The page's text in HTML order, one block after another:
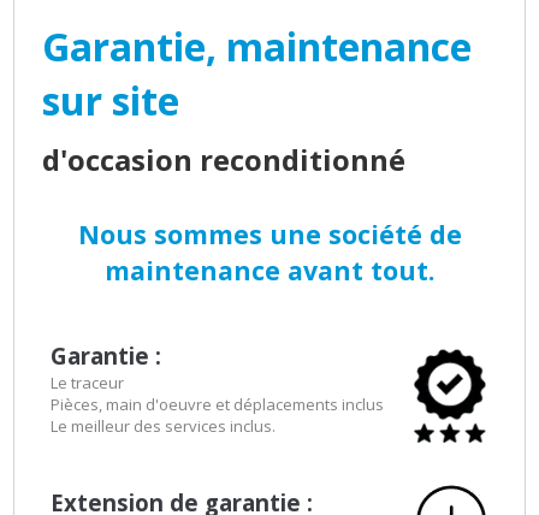
Garantie, maintenance
sur site
d'occasion reconditionné
Nous sommes une société de
maintenance avant tout.
Garantie :
Le traceur
Pièces, main d'oeuvre et déplacements inclus
Le meilleur des services inclus.
Extension de garantie :